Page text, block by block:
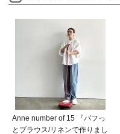
Anne number of 15 『パフっ
とブラウス/リネンで作りまし